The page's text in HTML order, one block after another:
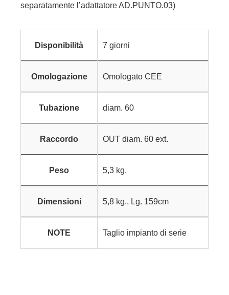
separatamente l’adattatore AD.PUNTO.03)
Disponibilità 7 giorni
Omologazione Omologato CEE
Tubazione diam. 60
Raccordo OUT diam. 60 ext.
Peso 5,3 kg.
Dimensioni 5,8 kg., Lg. 159cm
NOTE Taglio impianto di serie